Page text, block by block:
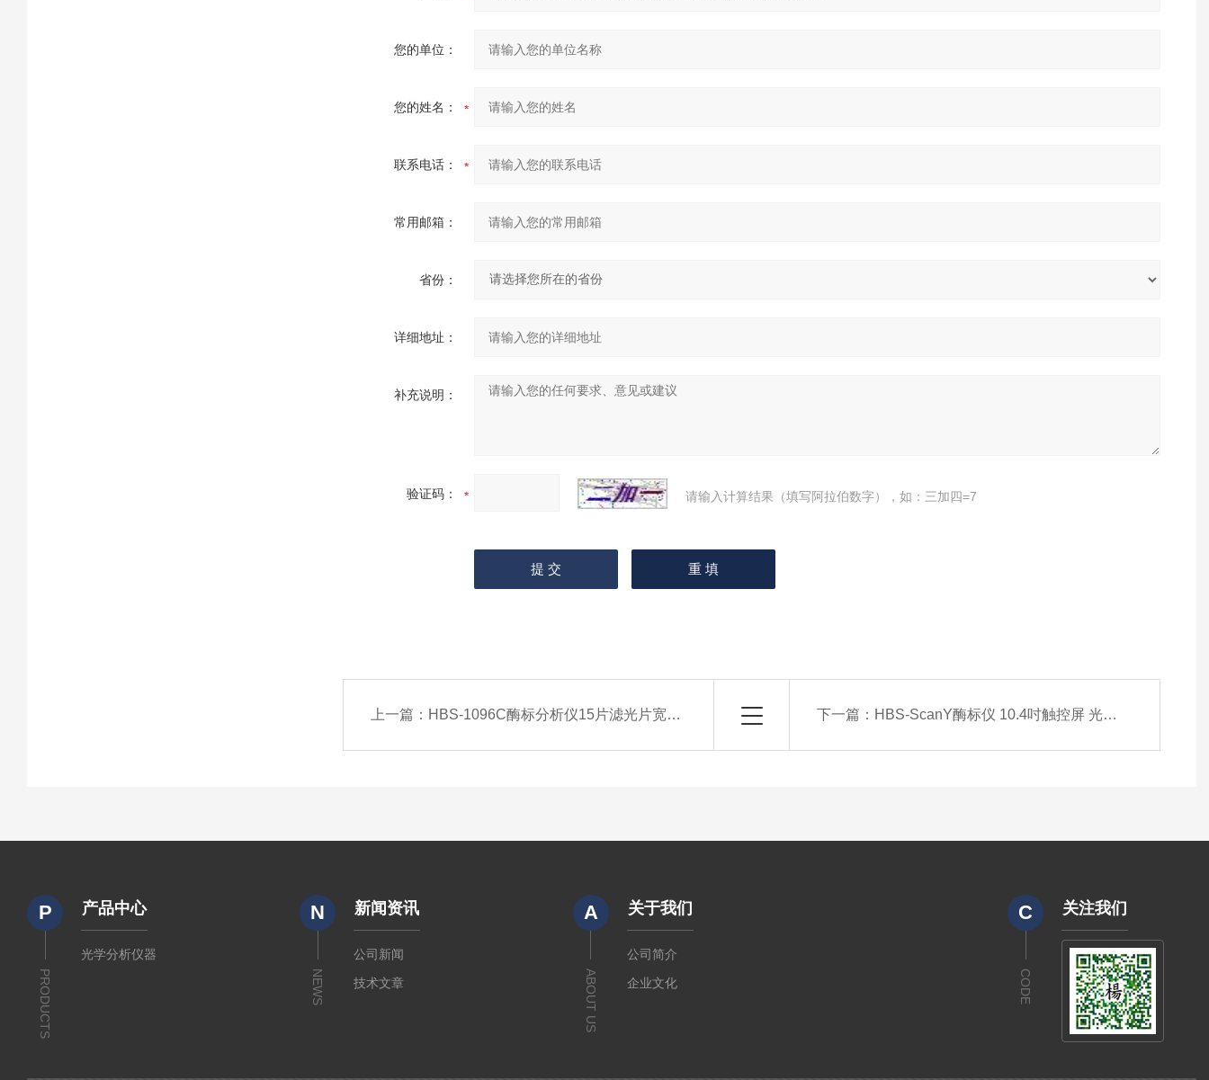
您的单位：
您的姓名：
联系电话：
常用邮箱：
省份：
详细地址：
补充说明：
验证码： 请输入计算结果（填写阿拉伯数字），如：三加四=7
上一篇： HBS-1096C酶标分析仪15片滤光片宽电压适配检测仪器南京德铁 下一篇： HBS-ScanY酶标仪 10.4吋触控屏 光谱扫描 多波长检测 南京德铁生产
P
PRODUCTS
产品中心
光学分析仪器
N
NEWS
新闻资讯
公司新闻
技术文章
A
ABOUT US
关于我们
公司简介
企业文化
C
CODE
关注我们